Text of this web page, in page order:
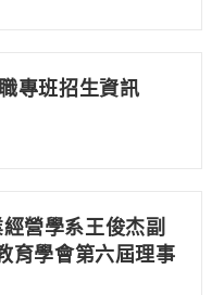
專班招生資訊
營學系王俊杰副
育學會第六屆理事